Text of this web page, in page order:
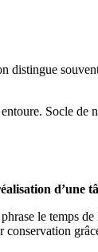
distingue
Socle de
d’une
le temps